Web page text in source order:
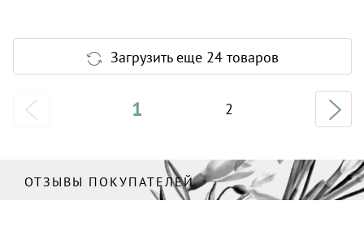
Загрузить еще 24 товаров
1 2
ОТЗЫВЫ ПОКУПАТЕЛЕЙ